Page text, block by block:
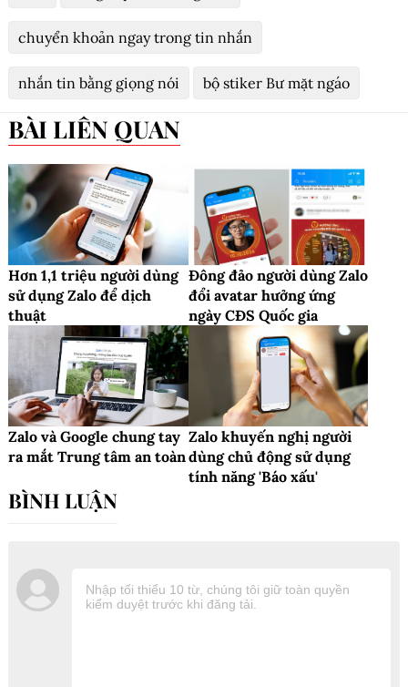
chuyển khoản ngay trong tin nhắn
nhắn tin bằng giọng nói bộ stiker Bư mặt ngáo
BÀI LIÊN QUAN
Hơn 1,1 triệu người dùng
sử dụng Zalo để dịch
thuật
Đông đảo người dùng Zalo
đổi avatar hưởng ứng
ngày CĐS Quốc gia
Zalo và Google chung tay
ra mắt Trung tâm an toàn
Zalo khuyến nghị người
dùng chủ động sử dụng
tính năng 'Báo xấu'